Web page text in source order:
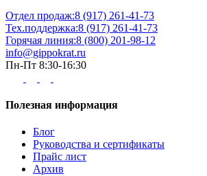
Отдел продаж:8 (917) 261-41-73
Тех.поддержка:8 (917) 261-41-73
Горячая линия:8 (800) 201-98-12
info@gippokrat.ru
Пн-Пт 8:30-16:30
Полезная информация
Блог
Руководства и сертификаты
Прайс лист
Архив